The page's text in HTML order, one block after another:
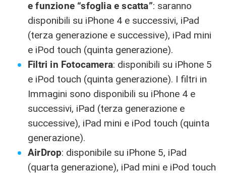
e funzione “sfoglia e scatta”: saranno
disponibili su iPhone 4 e successivi, iPad
(terza generazione e successive), iPad mini
e iPod touch (quinta generazione).
Filtri in Fotocamera: disponibili su iPhone 5
e iPod touch (quinta generazione). I filtri in
Immagini sono disponibili su iPhone 4 e
successivi, iPad (terza generazione e
successive), iPad mini e iPod touch (quinta
generazione).
AirDrop: disponibile su iPhone 5, iPad
(quarta generazione), iPad mini e iPod touch